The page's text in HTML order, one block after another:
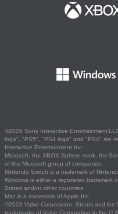
©2026 Sony Interactive Entertainment
logo", "PS5", "PS4 logo" and "PS4" are
Interactive Entertainment Inc.
Microsoft, the XBOX Sphere mark, the
of the Microsoft group of companies.
Nintendo Switch is a trademark of
Windows is either a registered trademark
States and/or other countries.
Mac is a trademark of Apple Inc.
©2026 Valve Corporation. Steam and the
trademarks of Valve Corporation in the